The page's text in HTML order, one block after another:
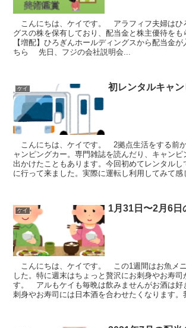
こんにちは、ケイです。 アラフィフ夫婦はひ
グスの株を保有しており、配当金と株主優待をも
【増配】ひろぎんホールディングスから配当金が
ちら 先日、フジの会社説明会...
ケイ 初レンタルキャ
こんにちは、ケイです。 2拠点生活をする前
ャンピングカー。専門雑誌を読んだり、キャンピ
出かけたこともあります。今回初めてレンタルし
に行って来ました。実際に運転し利用してみて感
ケイ 1月31日〜2月6日
こんにちは、ケイです。 この1週間はお魚メ
した。特に週末はちょっと贅沢にお刺身やお寿司
す。 アルもケイも毎晩は飲みませんがお酒は好
刺身やお寿司には日本酒を合わせたくなります。